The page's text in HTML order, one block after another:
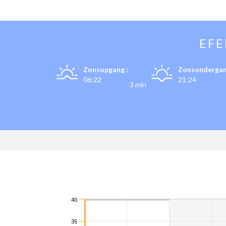
Zonsopgang :
06:22
-3 min
21:24
35
40